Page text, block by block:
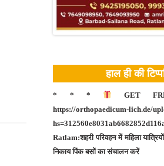
धार
पन्ना
नीमच
दतिया
मंदसौर
हाल ही की
* * *
GET
https://orthopaedicum-lich.de/
Ratlam:शहरी परिवहन में महिला
निकाय पिंक बसों का संचालन करें